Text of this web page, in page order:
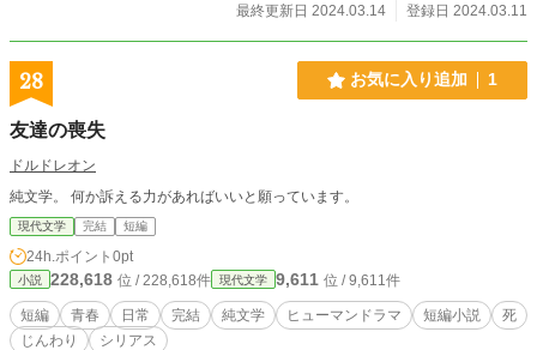
最終更新日 2024.03.14
登録日 2024.03.11
28 お気に入り追加 1
友達の喪失
ドルドレオン
純文学。 何か訴える力があればいいと願っています。
現代文学 完結 短編
24h.ポイント 0pt
小説 228,618 位 / 228,618件 現代文学 9,611 位 / 9,611件
短編 青春 日常 完結 純文学 ヒューマンドラマ 短編小説
死
じんわり
シリアス